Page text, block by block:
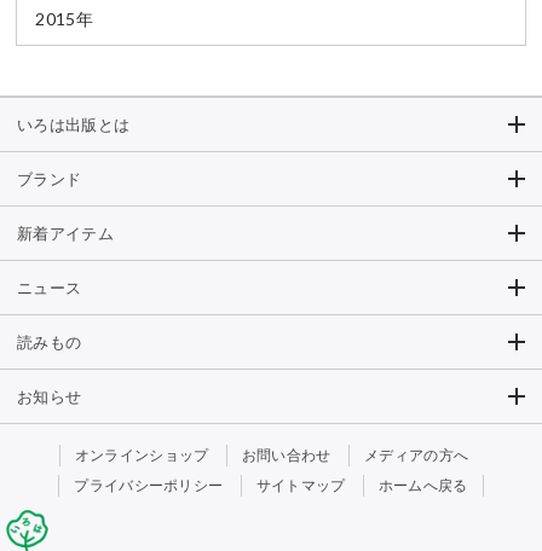
2015年
いろは出版とは
ブランド
新着アイテム
ニュース
読みもの
お知らせ
オンラインショップ お問い合わせ
メディアの方へ
プライバシーポリシー
サイトマップ ホームへ戻る